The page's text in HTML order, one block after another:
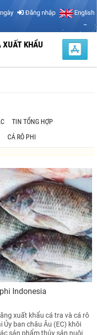
Đăng nhập English
XUẤT KHẨU
TIN TỔNG HỢP
CÁ RÔ PHI
Indonesia
xuất khẩu cá tra và cá rô
Ủy ban châu Âu (EC) khôi
sản phẩm thủy sản nuôi